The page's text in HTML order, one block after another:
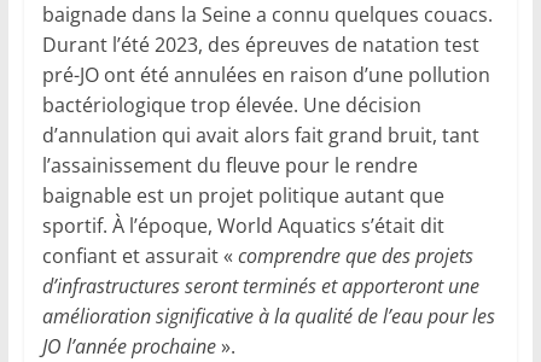
baignade dans la Seine a connu quelques couacs.
Durant l’été 2023, des épreuves de natation test
pré-JO ont été annulées en raison d’une pollution
bactériologique trop élevée. Une décision
d’annulation qui avait alors fait grand bruit, tant
l’assainissement du fleuve pour le rendre
baignable est un projet politique autant que
sportif. À l’époque, World Aquatics s’était dit
confiant et assurait « comprendre que des projets
d’infrastructures seront terminés et apporteront une
amélioration significative à la qualité de l’eau pour les
JO l’année prochaine».